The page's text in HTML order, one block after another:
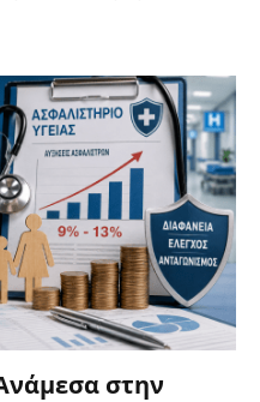
στην